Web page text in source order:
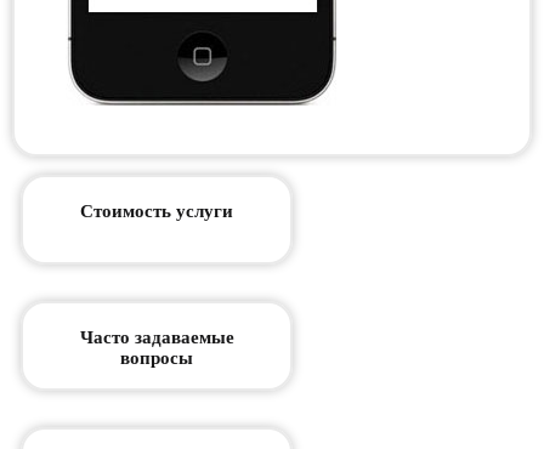
Стоимость услуги
Часто задаваемые
вопросы